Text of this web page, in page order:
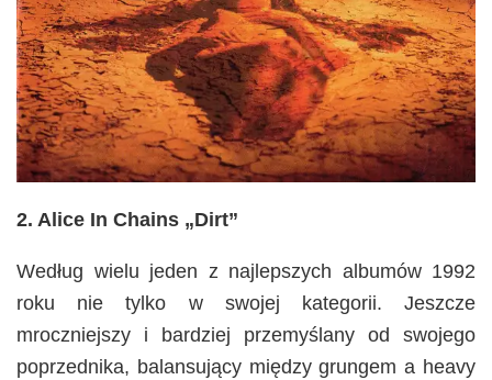
2. Alice In Chains „Dirt”
Według wielu jeden z najlepszych albumów 1992
roku nie tylko w swojej kategorii. Jeszcze
mroczniejszy i bardziej przemyślany od swojego
poprzednika, balansujący między grungem a heavy